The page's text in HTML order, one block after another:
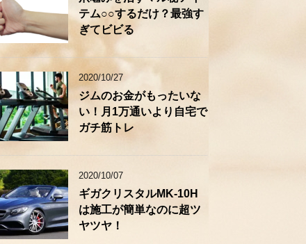
テム○○するだけ？最強す
ぎてビビる
2020/10/27
ジムのお金がもったいな
い！月1万通いより自宅で
ガチ筋トレ
2020/10/07
ギガクリスタルMK-10H
は施工が簡単なのに超ツ
ヤツヤ！